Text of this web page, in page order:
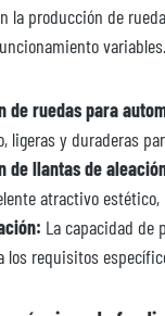
la producción de
de ruedas para
ligeras y duraderas
de llantas de
atractivo
La capacidad de
los requisitos